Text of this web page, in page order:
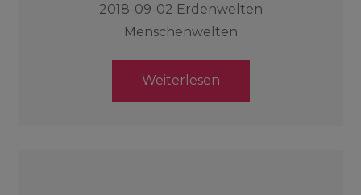
2018-09-02 Erdenwelten
Menschenwelten
Weiterlesen